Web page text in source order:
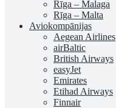
Rīga – Malaga
Rīga – Malta
Aviokompānijas
Aegean Airlines
airBaltic
British Airways
easyJet
Emirates
Etihad Airways
Finnair